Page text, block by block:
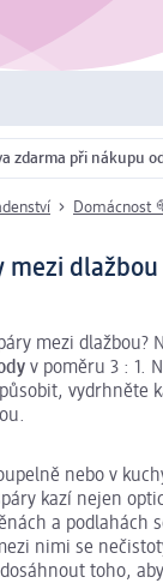
zdarma při nákupu
Domácnost
mezi dlažbou
mezi dlažbou?
v poměru 3 : 1.
vydrhněte
nebo v
kazí nejen
a podlahách
nimi se
dosáhnout toho,